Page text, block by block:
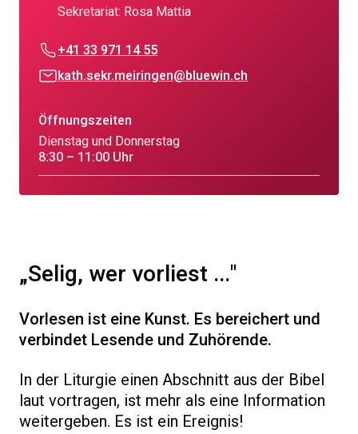
Sekretariat: Rosa Mattia
+41 33 971 14 55
kath.sekr.meiringen@bluewin.ch
Öffnungszeiten
Dienstag und Donnerstag
8:30 – 11:00 Uhr
„Selig, wer vorliest ..."
Vorlesen ist eine Kunst. Es bereichert und
verbindet Lesende und Zuhörende.
In der Liturgie einen Abschnitt aus der Bibel
laut vortragen, ist mehr als eine Information
weitergeben. Es ist ein Ereignis!